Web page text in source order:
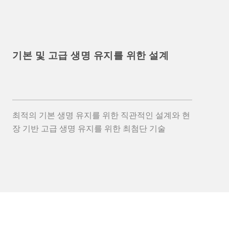
기본 및 고급 생명 유지를 위한 설계
최적의 기본 생명 유지를 위한 직관적인 설계와 현
장 기반 고급 생명 유지를 위한 최첨단 기술